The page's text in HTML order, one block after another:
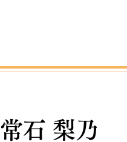
​常石 梨乃